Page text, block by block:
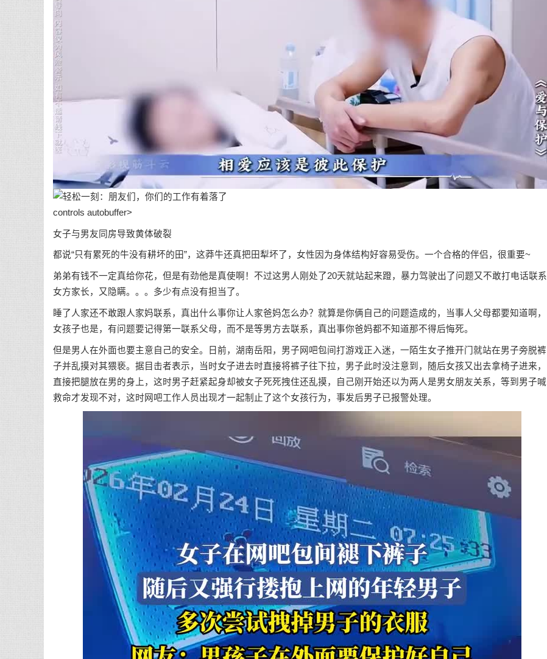
controls autobuffer>
女子与男友同房导致黄体破裂
都说“只有累死的牛没有耕坏的田”，这莽牛还真把田犁坏了，女性因为身体结构好容易受伤。一个合格的伴侣，很重要~
弟弟有钱不一定真给你花，但是有劲他是真使啊！不过这男人刚处了20天就站起来蹬，暴力驾驶出了问题又不敢打电话联系
女方家长，又隐瞒。。。多少有点没有担当了。
睡了人家还不敢跟人家妈联系，真出什么事你让人家爸妈怎么办？就算是你俩自己的问题造成的，当事人父母都要知道啊，
女孩子也是，有问题要记得第一联系父母，而不是等男方去联系，真出事你爸妈都不知道那不得后悔死。
但是男人在外面也要主意自己的安全。日前，湖南岳阳，男子网吧包间打游戏正入迷，一陌生女子推开门就站在男子旁脱裤
子并乱摸对其猥亵。据目击者表示，当时女子进去时直接将裤子往下拉，男子此时没注意到，随后女孩又出去拿椅子进来，
直接把腿放在男的身上，这时男子赶紧起身却被女子死死拽住还乱摸，自己刚开始还以为两人是男女朋友关系，等到男子喊
救命才发现不对，这时网吧工作人员出现才一起制止了这个女孩行为，事发后男子已报警处理。